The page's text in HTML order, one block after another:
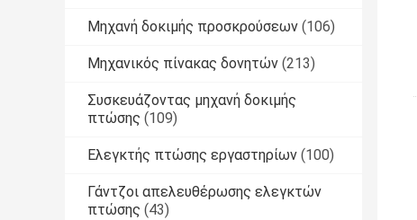
Μηχανή δοκιμής προσκρούσεων (106)
Μηχανικός πίνακας δονητών (213)
Συσκευάζοντας μηχανή δοκιμής
πτώσης (109)
Ελεγκτής πτώσης εργαστηρίων (100)
Γάντζοι απελευθέρωσης ελεγκτών
πτώσης (43)